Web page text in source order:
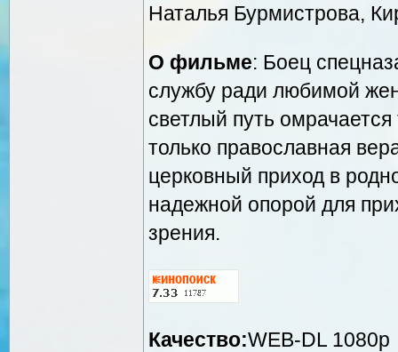
Наталья Бурмистрова,
О фильме: Боец
службу ради любимой
светлый путь
только православная
церковный приход в
надежной опорой для
зрения.
Качество:WEB-DL 1080p